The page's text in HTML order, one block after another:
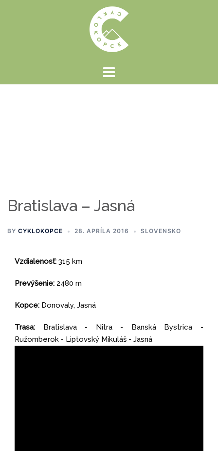
Bratislava – Jasná
BY CYKLOKOPCE 28. APRÍLA 2016 SLOVENSKO
Vzdialenosť: 315 km
Prevýšenie: 2480 m
Kopce: Donovaly, Jasná
Trasa: Bratislava - Nitra - Banská Bystrica -
Ružomberok - Liptovský Mikuláš - Jasná